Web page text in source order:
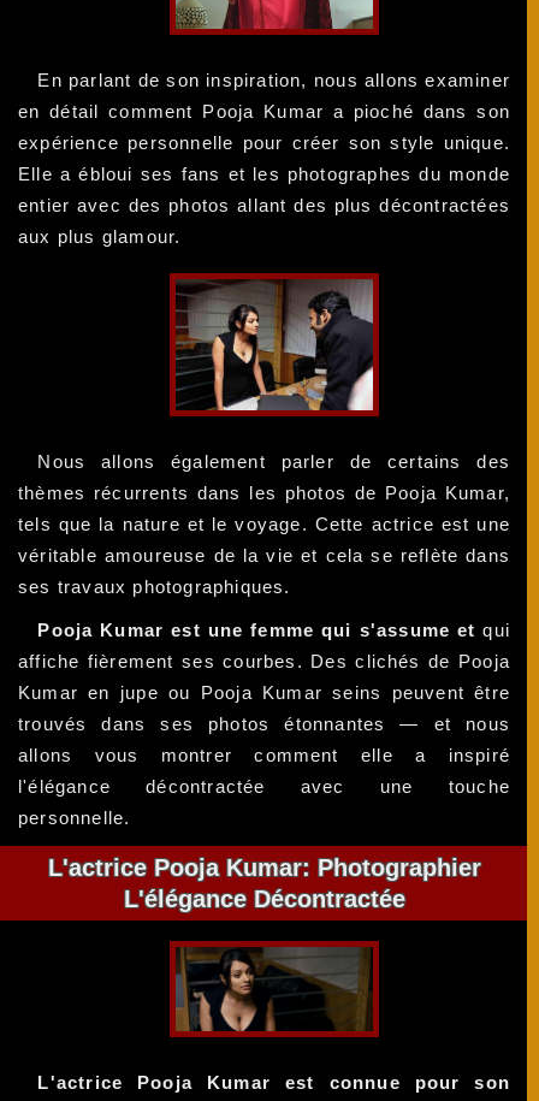
En parlant de son inspiration, nous allons examiner
en détail comment Pooja Kumar a pioché dans son
expérience personnelle pour créer son style unique.
Elle a ébloui ses fans et les photographes du monde
entier avec des photos allant des plus décontractées
aux plus glamour.
Nous allons également parler de certains des
thèmes récurrents dans les photos de Pooja Kumar,
tels que la nature et le voyage. Cette actrice est une
véritable amoureuse de la vie et cela se reflète dans
ses travaux photographiques.
Pooja Kumar est une femme qui s'assume et qui
affiche fièrement ses courbes. Des clichés de Pooja
Kumar en jupe ou Pooja Kumar seins peuvent être
trouvés dans ses photos étonnantes — et nous
allons vous montrer comment elle a inspiré
l'élégance décontractée avec une touche
personnelle.
L'actrice Pooja Kumar: Photographier
L'élégance Décontractée
L'actrice Pooja Kumar est connue pour son